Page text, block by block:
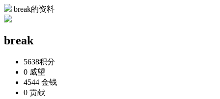
break的资料
break
5638积分
0 威望
4544 金钱
0 贡献